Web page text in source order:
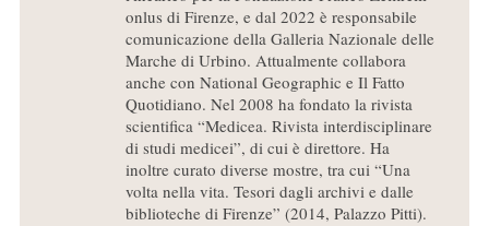
onlus di Firenze, e dal 2022 è responsabile
comunicazione della Galleria Nazionale delle
Marche di Urbino. Attualmente collabora
anche con National Geographic e Il Fatto
Quotidiano. Nel 2008 ha fondato la rivista
scientifica “Medicea. Rivista interdisciplinare
di studi medicei”, di cui è direttore. Ha
inoltre curato diverse mostre, tra cui “Una
volta nella vita. Tesori dagli archivi e dalle
biblioteche di Firenze” (2014, Palazzo Pitti).